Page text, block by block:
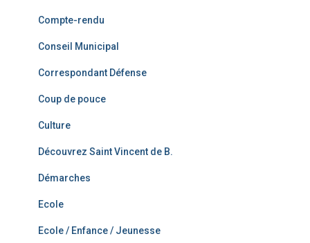
Compte-rendu
Conseil Municipal
Correspondant Défense
Coup de pouce
Culture
Découvrez Saint Vincent de B.
Démarches
Ecole
Ecole / Enfance / Jeunesse